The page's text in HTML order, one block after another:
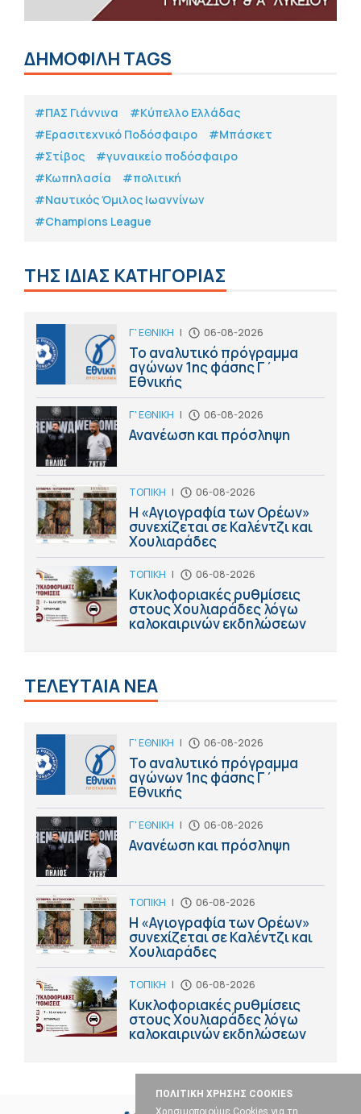
ΠΟΛΙΤΙΚΗ ΧΡΗΣΗΣ COOKIES
Χρησιμοποιούμε Cookies για τη
ΔΗΜΟΦΙΛΗ TAGS
#ΠΑΣ Γιάννινα
#Κύπελλο Ελλάδας
#Eρασιτεχνικό Ποδόσφαιρο
#Μπάσκετ
#Στίβος
#γυναικείο ποδόσφαιρο
#Κωπηλασία
#πολιτική
#Ναυτικός Όμιλος Ιωαννίνων
#Champions League
ΤΗΣ ΙΔΙΑΣ ΚΑΤΗΓΟΡΙΑΣ
Γ' ΕΘΝΙΚΗ | 06-08-2026
Το αναλυτικό πρόγραμμα
αγώνων 1ης φάσης Γ΄
Εθνικής
Γ' ΕΘΝΙΚΗ | 06-08-2026
Ανανέωση και πρόσληψη
ΤΟΠΙΚΗ | 06-08-2026
Η «Αγιογραφία των Ορέων»
συνεχίζεται σε Καλέντζι και
Χουλιαράδες
ΤΟΠΙΚΗ | 06-08-2026
Κυκλοφοριακές ρυθμίσεις
στους Χουλιαράδες λόγω
καλοκαιρινών εκδηλώσεων
ΤΕΛΕΥΤΑΙΑ ΝΕΑ
Γ' ΕΘΝΙΚΗ | 06-08-2026
Το αναλυτικό πρόγραμμα
αγώνων 1ης φάσης Γ΄
Εθνικής
Γ' ΕΘΝΙΚΗ | 06-08-2026
Ανανέωση και πρόσληψη
ΤΟΠΙΚΗ | 06-08-2026
Η «Αγιογραφία των Ορέων»
συνεχίζεται σε Καλέντζι και
Χουλιαράδες
ΤΟΠΙΚΗ | 06-08-2026
Κυκλοφοριακές ρυθμίσεις
στους Χουλιαράδες λόγω
καλοκαιρινών εκδηλώσεων